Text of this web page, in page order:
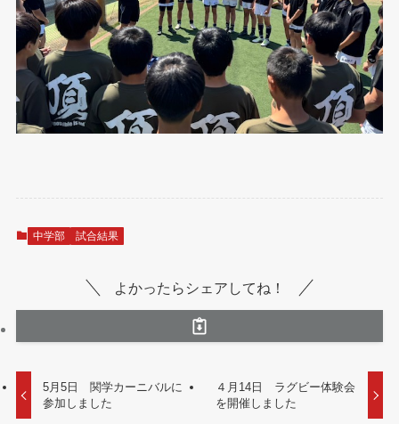
中学部 試合結果
よかったらシェアしてね！
5月5日 関学カーニバルに
参加しました
４月14日 ラグビー体験会
を開催しました